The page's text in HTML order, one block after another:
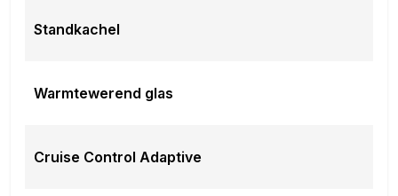
Standkachel
Warmtewerend glas
Cruise Control Adaptive